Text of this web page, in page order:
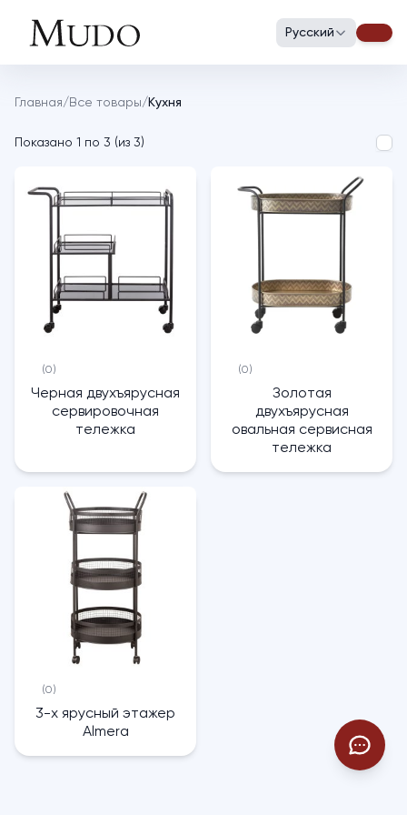
Русский
Главная/ Все товары/ Кухня
Показано 1 по 3 (из 3)
(0)
Черная двухъярусная
сервировочная
тележка
(0)
Золотая
двухъярусная
овальная сервисная
тележка
(0)
3-х ярусный этажер
Almera